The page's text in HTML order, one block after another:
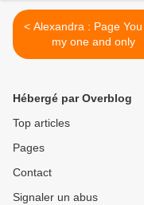
< Alexandra : Page You are
my one and only
Hébergé par Overblog
Top articles
Pages
Contact
Signaler un abus